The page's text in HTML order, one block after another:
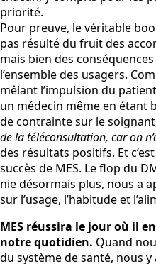
priorité.
Pour preuve, le véritable
pas résulté du fruit des
mais bien des
l’ensemble des usagers.
mêlant l’impulsion du
un médecin même en étant
de contrainte sur le
de la téléconsultation, car on
des résultats positifs. Et
succès de MES. Le flop du
nie désormais plus, nous a
sur l’usage, l’habitude et
MES réussira le jour où il
notre quotidien. Quand
du système de santé, nous